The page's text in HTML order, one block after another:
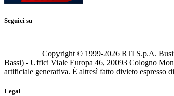
Seguici su
Copyright © 1999-2026 RTI S.p.A.
Bassi) - Uffici Viale Europa 46, 20093 Cologno
artificiale generativa. È altresì fatto divieto espresso
Legal